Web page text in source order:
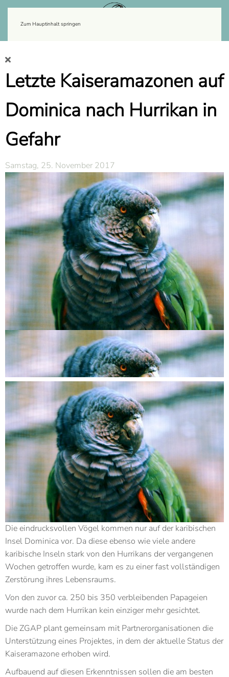
Zum Hauptinhalt springen
Letzte Kaiseramazonen auf
Dominica nach Hurrikan in
Gefahr
Samstag, 25. November 2017
Die eindrucksvollen Vögel kommen nur auf der karibischen
Insel Dominica vor. Da diese ebenso wie viele andere
karibische Inseln stark von den Hurrikans der vergangenen
Wochen getroffen wurde, kam es zu einer fast vollständigen
Zerstörung ihres Lebensraums.
Von den zuvor ca. 250 bis 350 verbleibenden Papageien
wurde nach dem Hurrikan kein einziger mehr gesichtet.
Die ZGAP plant gemeinsam mit Partnerorganisationen die
Unterstützung eines Projektes, in dem der aktuelle Status der
Kaiseramazone erhoben wird.
Aufbauend auf diesen Erkenntnissen sollen die am besten